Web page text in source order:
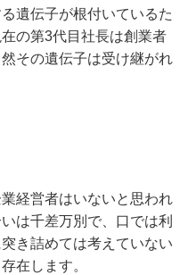
遺伝子が根付いているた
の第3代目社長は創業者
その遺伝子は受け継がれ
経営者はいないと思われ
は千差万別で、口では利
き詰めては考えていない
在します。